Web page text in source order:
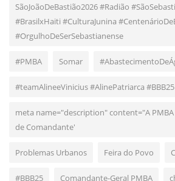
SãoJoãoDeBastião2026 #Radião
#BrasilxHaiti #CulturaJunina
#OrgulhoDeSerSebastianense
#PMBA Somar
#teamAlineeVinicius #AlinePatriarca #BBB25
meta name="description" content="A PMBA
de Comandante'
Problemas Urbanos Feira do Povo
#BBB25 Comandante-Geral PMBA